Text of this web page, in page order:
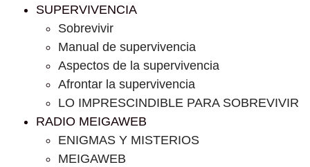
SUPERVIVENCIA
Sobrevivir
Manual de supervivencia
Aspectos de la supervivencia
Afrontar la supervivencia
LO IMPRESCINDIBLE PARA SOBREVIVIR
RADIO MEIGAWEB
ENIGMAS Y MISTERIOS
MEIGAWEB